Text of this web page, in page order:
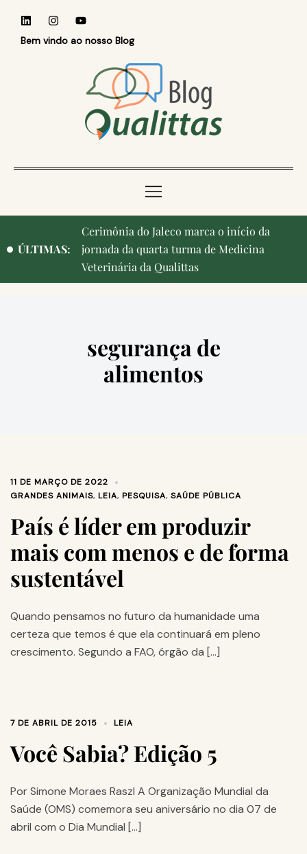
Bem vindo ao nosso Blog
ÚLTIMAS:
Cerimônia do Jaleco marca o início da
jornada da quarta turma de Medicina
Veterinária da Qualittas
segurança de
alimentos
11 DE MARÇO DE 2022
GRANDES ANIMAIS, LEIA, PESQUISA, SAÚDE PÚBLICA
País é líder em produzir
mais com menos e de forma
sustentável
Quando pensamos no futuro da humanidade uma
certeza que temos é que ela continuará em pleno
crescimento. Segundo a FAO, órgão da […]
7 DE ABRIL DE 2015 LEIA
Você Sabia? Edição 5
Por Simone Moraes Raszl A Organização Mundial da
Saúde (OMS) comemora seu aniversário no dia 07 de
abril com o Dia Mundial […]